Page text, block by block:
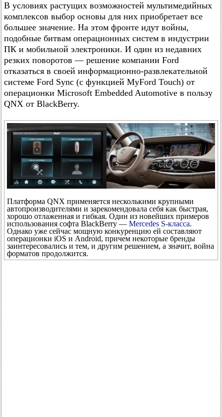
В условиях растущих возможностей мультимедийных
комплексов выбор основы для них приобретает все
большее значение. На этом фронте идут войны,
подобные битвам операционных систем в индустрии
ПК и мобильной электроники. И один из недавних
резких поворотов — решение компании Ford
отказаться в своей информационно-развлекательной
системе Ford Sync (с функцией MyFord Touch) от
операционки Microsoft Embedded Automotive в пользу
QNX от BlackBerry.
Платформа QNX применяется несколькими крупными
автопроизводителями и зарекомендовала себя как быстрая,
хорошо отлаженная и гибкая. Один из новейших примеров
использования софта BlackBerry — Mercedes S-класса.
Однако уже сейчас мощную конкуренцию ей составляют
операционки iOS и Android, причем некоторые бренды
заинтересовались и тем, и другим решением, а значит, война
форматов продолжится.